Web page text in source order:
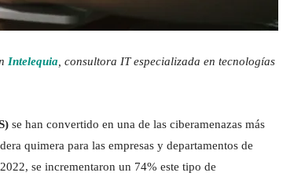
Intelequia, consultora IT especializada en tecnologías
se han convertido en una de las ciberamenazas más
quimera para las empresas y departamentos de
se incrementaron un 74% este tipo de